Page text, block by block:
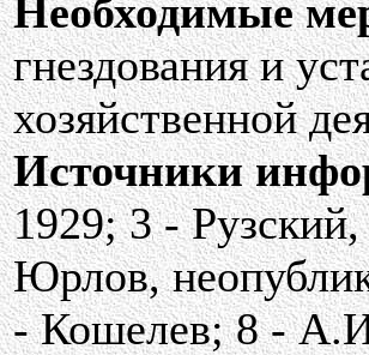
Необходимые
гнездования и
хозяйственной
Источники
1929; 3 -
Юрлов,
- Кошелев; 8 -